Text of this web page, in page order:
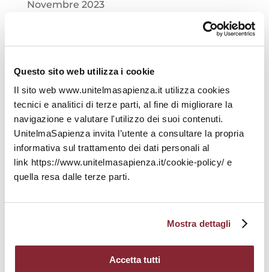
Questo sito web utilizza i cookie
Il sito web www.unitelmasapienza.it utilizza cookies
tecnici e analitici di terze parti, al fine di migliorare la
navigazione e valutare l'utilizzo dei suoi contenuti.
UnitelmaSapienza invita l’utente a consultare la propria
informativa sul trattamento dei dati personali al
link https://www.unitelmasapienza.it/cookie-policy/ e
quella resa dalle terze parti.
Mostra dettagli
Accetta tutti
Novembre 2023
Agosto 2023
Luglio 2023
Giugno 2023
Maggio 2023